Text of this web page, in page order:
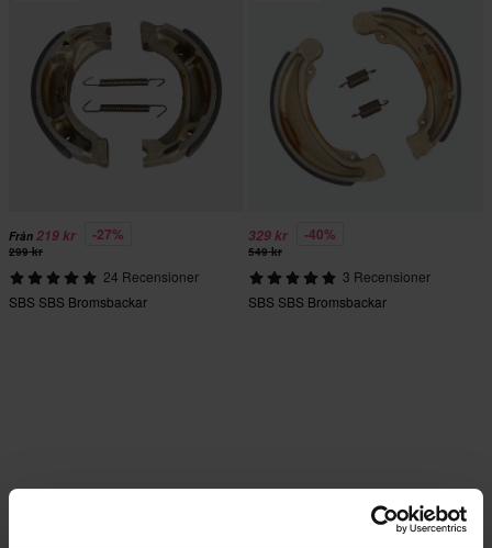
Från 219 kr -27%
299 kr
24 Recensioner
SBS SBS Bromsbackar
329 kr -40%
549 kr
3 Recensioner
SBS SBS Bromsbackar